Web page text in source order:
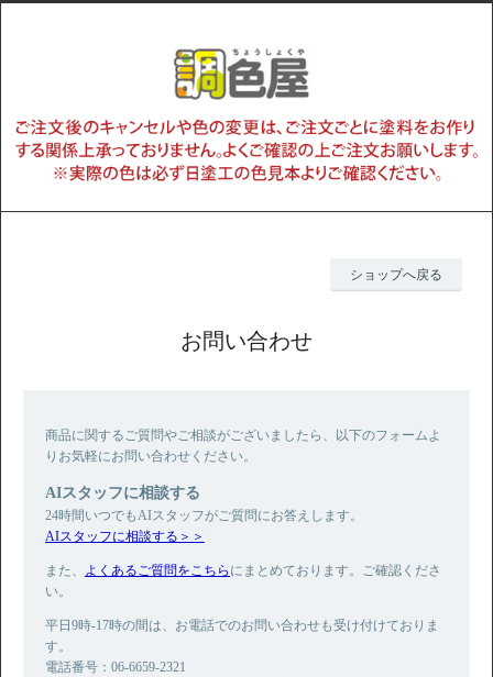
ショップへ戻る
お問い合わせ
商品に関するご質問やご相談がございましたら、以下のフォームよ
りお気軽にお問い合わせください。
AIスタッフに相談する
24時間いつでもAIスタッフがご質問にお答えします。
AIスタッフに相談する＞＞
また、 よくあるご質問をこちら にまとめております。ご確認くださ
い。
平日9時-17時の間は、お電話でのお問い合わせも受け付けておりま
す。
電話番号：06-6659-2321